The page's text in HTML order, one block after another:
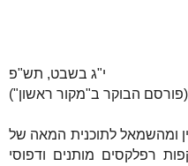
י"ג בשבט, תש"פ
(פורסם הבוקר ב"מקור ראשון")
ומהשמאל לתוכנית המאה של
רפלקסים מותנים ודפוסי